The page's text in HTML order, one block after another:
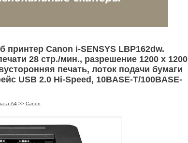
принтер Canon i-SENSYS LBP162dw.
28 стр./мин., разрешение 1200 х 1200
печать, лоток подачи бумаги
USB 2.0 Hi-Speed, 10BASE-T/100BASE-
А4 >> Canon